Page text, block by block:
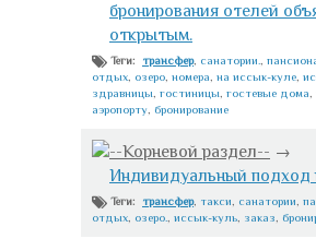
бронирования отелей
открытым.
Теги: трансфер, санатории.
отдых озеро номера на иссык-куле
здравницы гостиницы гостевые дома
аэропорту бронирование
--Корневой раздел-- →
Индивидуальный подход
Теги: трансфер, такси санатории
отдых озеро. иссык-куль заказ